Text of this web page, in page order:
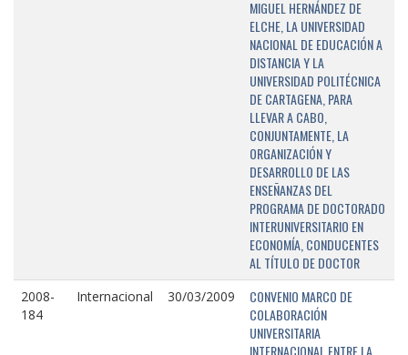
MIGUEL HERNÁNDEZ DE
ELCHE, LA UNIVERSIDAD
NACIONAL DE EDUCACIÓN A
DISTANCIA Y LA
UNIVERSIDAD POLITÉCNICA
DE CARTAGENA, PARA
LLEVAR A CABO,
CONJUNTAMENTE, LA
ORGANIZACIÓN Y
DESARROLLO DE LAS
ENSEÑANZAS DEL
PROGRAMA DE DOCTORADO
INTERUNIVERSITARIO EN
ECONOMÍA, CONDUCENTES
AL TÍTULO DE DOCTOR
2008-
184
Internacional 30/03/2009
CONVENIO MARCO DE
COLABORACIÓN
UNIVERSITARIA
INTERNACIONAL ENTRE LA